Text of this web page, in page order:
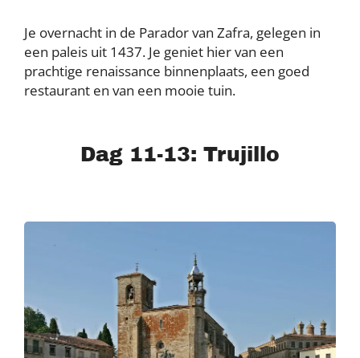
Je overnacht in de Parador van Zafra, gelegen in
een paleis uit 1437. Je geniet hier van een
prachtige renaissance binnenplaats, een goed
restaurant en van een mooie tuin.
Dag 11-13: Trujillo